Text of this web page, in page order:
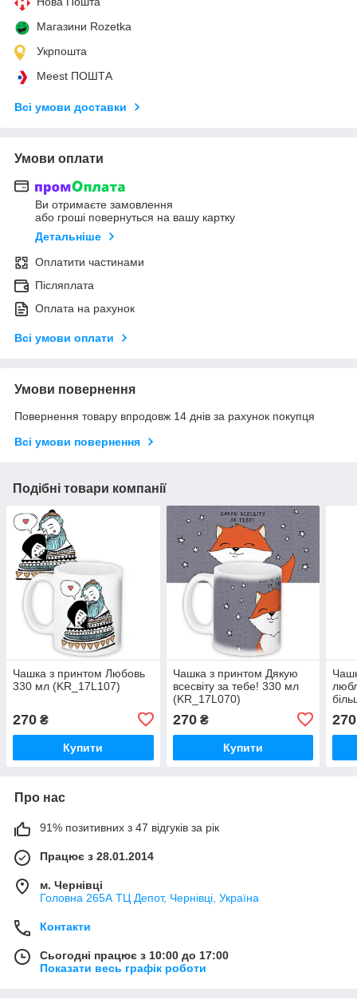
Магазини Rozetka
Укрпошта
Meest ПОШТА
Всі умови доставки
Умови оплати
Ви отримаєте замовлення
або гроші повернуться на вашу картку
Детальніше
Оплатити частинами
Післяплата
Оплата на рахунок
Всі умови оплати
Умови повернення
Повернення товару впродовж 14 днів за рахунок покупця
Всі умови повернення
Подібні товари компанії
Чашка з принтом Любовь
330 мл (KR_17L107)
270 ₴
Купити
Чашка з принтом Дякую
всесвіту за тебе! 330 мл
(KR_17L070)
270₴
Купити
270
Про нас
91% позитивних з 47 відгуків за рік
Працює з 28.01.2014
м. Чернівці
Головна 265А ТЦ Депот, Чернівці, Україна
Контакти
Сьогодні працює з 10:00 до 17:00
Показати весь графік роботи